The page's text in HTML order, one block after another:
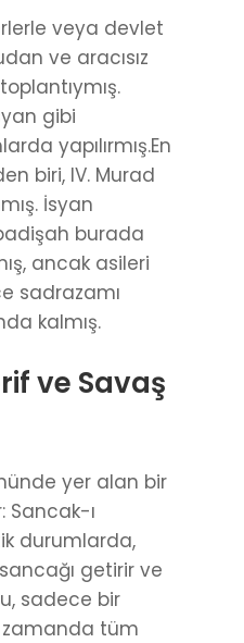
veya devlet
ve aracısız
gibi
yapılırmış.En
biri, IV. Murad
İsyan
burada
ancak asileri
sadrazamı
kalmış.
ve Savaş
yer alan bir
Sancak-ı
durumlarda,
getirir ve
sadece bir
zamanda tüm